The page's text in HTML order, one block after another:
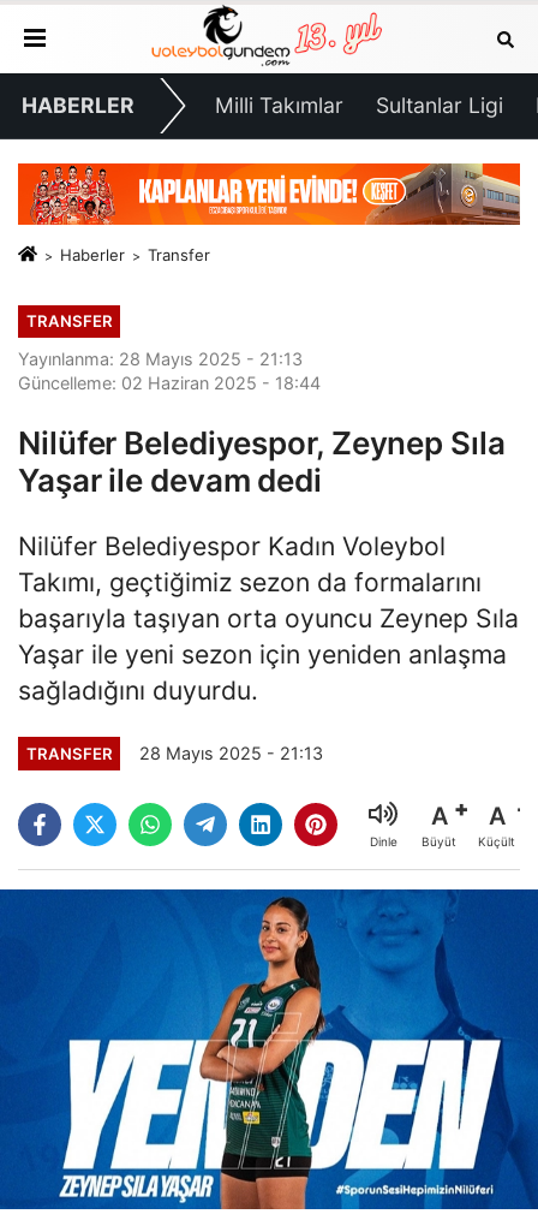
HABERLER Milli Takımlar Sultanlar Ligi
Haberler Transfer
TRANSFER
Yayınlanma: 28 Mayıs 2025 - 21:13
Güncelleme: 02 Haziran 2025 - 18:44
Nilüfer Belediyespor, Zeynep Sıla
Yaşar ile devam dedi
Nilüfer Belediyespor Kadın Voleybol
Takımı, geçtiğimiz sezon da formalarını
başarıyla taşıyan orta oyuncu Zeynep Sıla
Yaşar ile yeni sezon için yeniden anlaşma
sağladığını duyurdu.
TRANSFER 28 Mayıs 2025 - 21:13
Dinle
A
Büyüt
A
Küçült